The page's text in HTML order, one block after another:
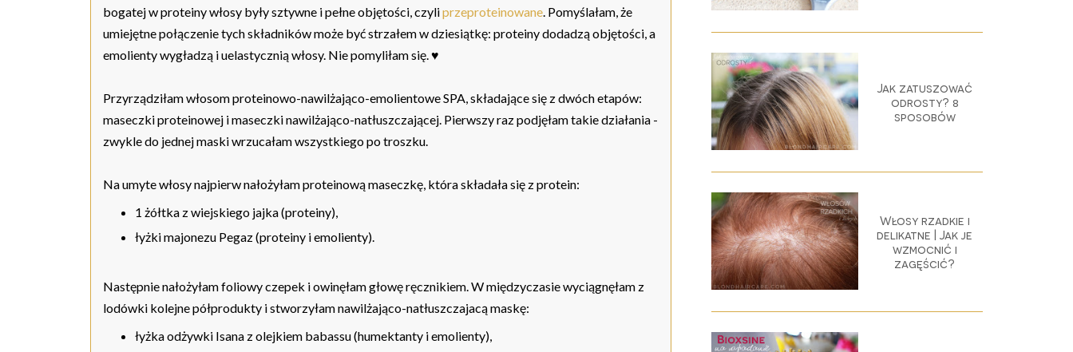
bogatej w proteiny włosy były sztywne i pełne objętości, czyliprzeproteinowane. Pomyślałam, że
umiejętne połączenie tych składników może być strzałem w dziesiątkę: proteiny dodadzą objętości, a
emolienty wygładzą i uelastycznią włosy. Nie pomyliłam się. ♥
Przyrządziłam włosom proteinowo-nawilżająco-emolientowe SPA, składające się z dwóch etapów:
maseczki proteinowej i maseczki nawilżająco-natłuszczającej. Pierwszy raz podjęłam takie działania -
zwykle do jednej maski wrzucałam wszystkiego po troszku.
Na umyte włosy najpierw nałożyłam proteinową maseczkę, która składała się z protein:
1 żółtka z wiejskiego jajka (proteiny),
łyżki majonezu Pegaz (proteiny i emolienty).
Następnie nałożyłam foliowy czepek i owinęłam głowę ręcznikiem. W międzyczasie wyciągnęłam z
lodówki kolejne półprodukty i stworzyłam nawilżająco-natłuszczajacą maskę:
łyżka odżywki Isana z olejkiem babassu (humektanty i emolienty),
Jak zatuszować
odrosty? 8
sposobów
Włosy rzadkie i
delikatne | Jak je
wzmocnić i
zagęścić?